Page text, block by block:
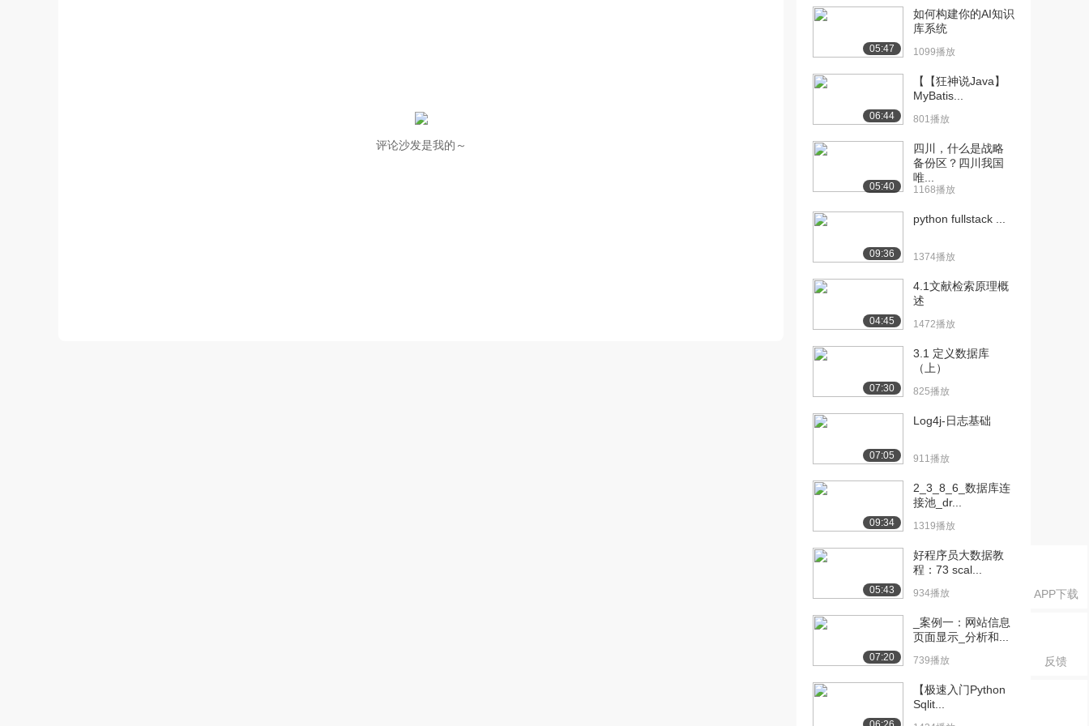
APP下载
反馈
评论沙发是我的～
检索工具（...
2005播放
[11] [1]--常见文献类型
[12] [1]--全文获取技巧
[13] [1]--全文获取技巧
05:38
索工具（上...
2275播放
[15] [1]--著名出版社的检
索工具（下...
1780播放
[16] [1]--中国知网简单检
2406播放
[17] [2]--中国知网高级检
04:17
[18] [4]--检索改进 06:36
1949播放
[20] [1]--WebofScience...
1270播放
[21] [1]--WebofScience... 06:40
[22] [1]--WebofScience...
1169播放
05:47
如何构建你的AI知识
库系统
1099播放
06:44
【【狂神说Java】
MyBatis...
801播放
05:40
四川，什么是战略
备份区？四川我国
唯...
1168播放
09:36
python fullstack ...
1374播放
04:45
4.1文献检索原理概
述
1472播放
07:30
3.1 定义数据库
（上）
825播放
07:05
Log4j-日志基础
911播放
09:34
2_3_8_6_数据库连
接池_dr...
1319播放
05:43
好程序员大数据教
程：73 scal...
934播放
07:20
_案例一：网站信息
页面显示_分析和...
739播放
【极速入门Python
Sqlit...